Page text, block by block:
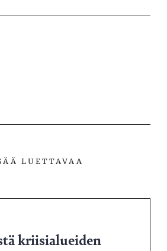
LUETTAVAA
kriisialueiden